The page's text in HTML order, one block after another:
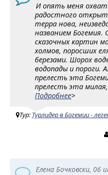
И опять меня
радостного
терра нова,
названием Богемия.
сказочных картин
холмов, поросших
березами. Шорох
водопады и пороги.
прелесть эта
прелесть эта
Подробнее>
Тур: Турлидер в Богемии -
Елена Бочковски, 06